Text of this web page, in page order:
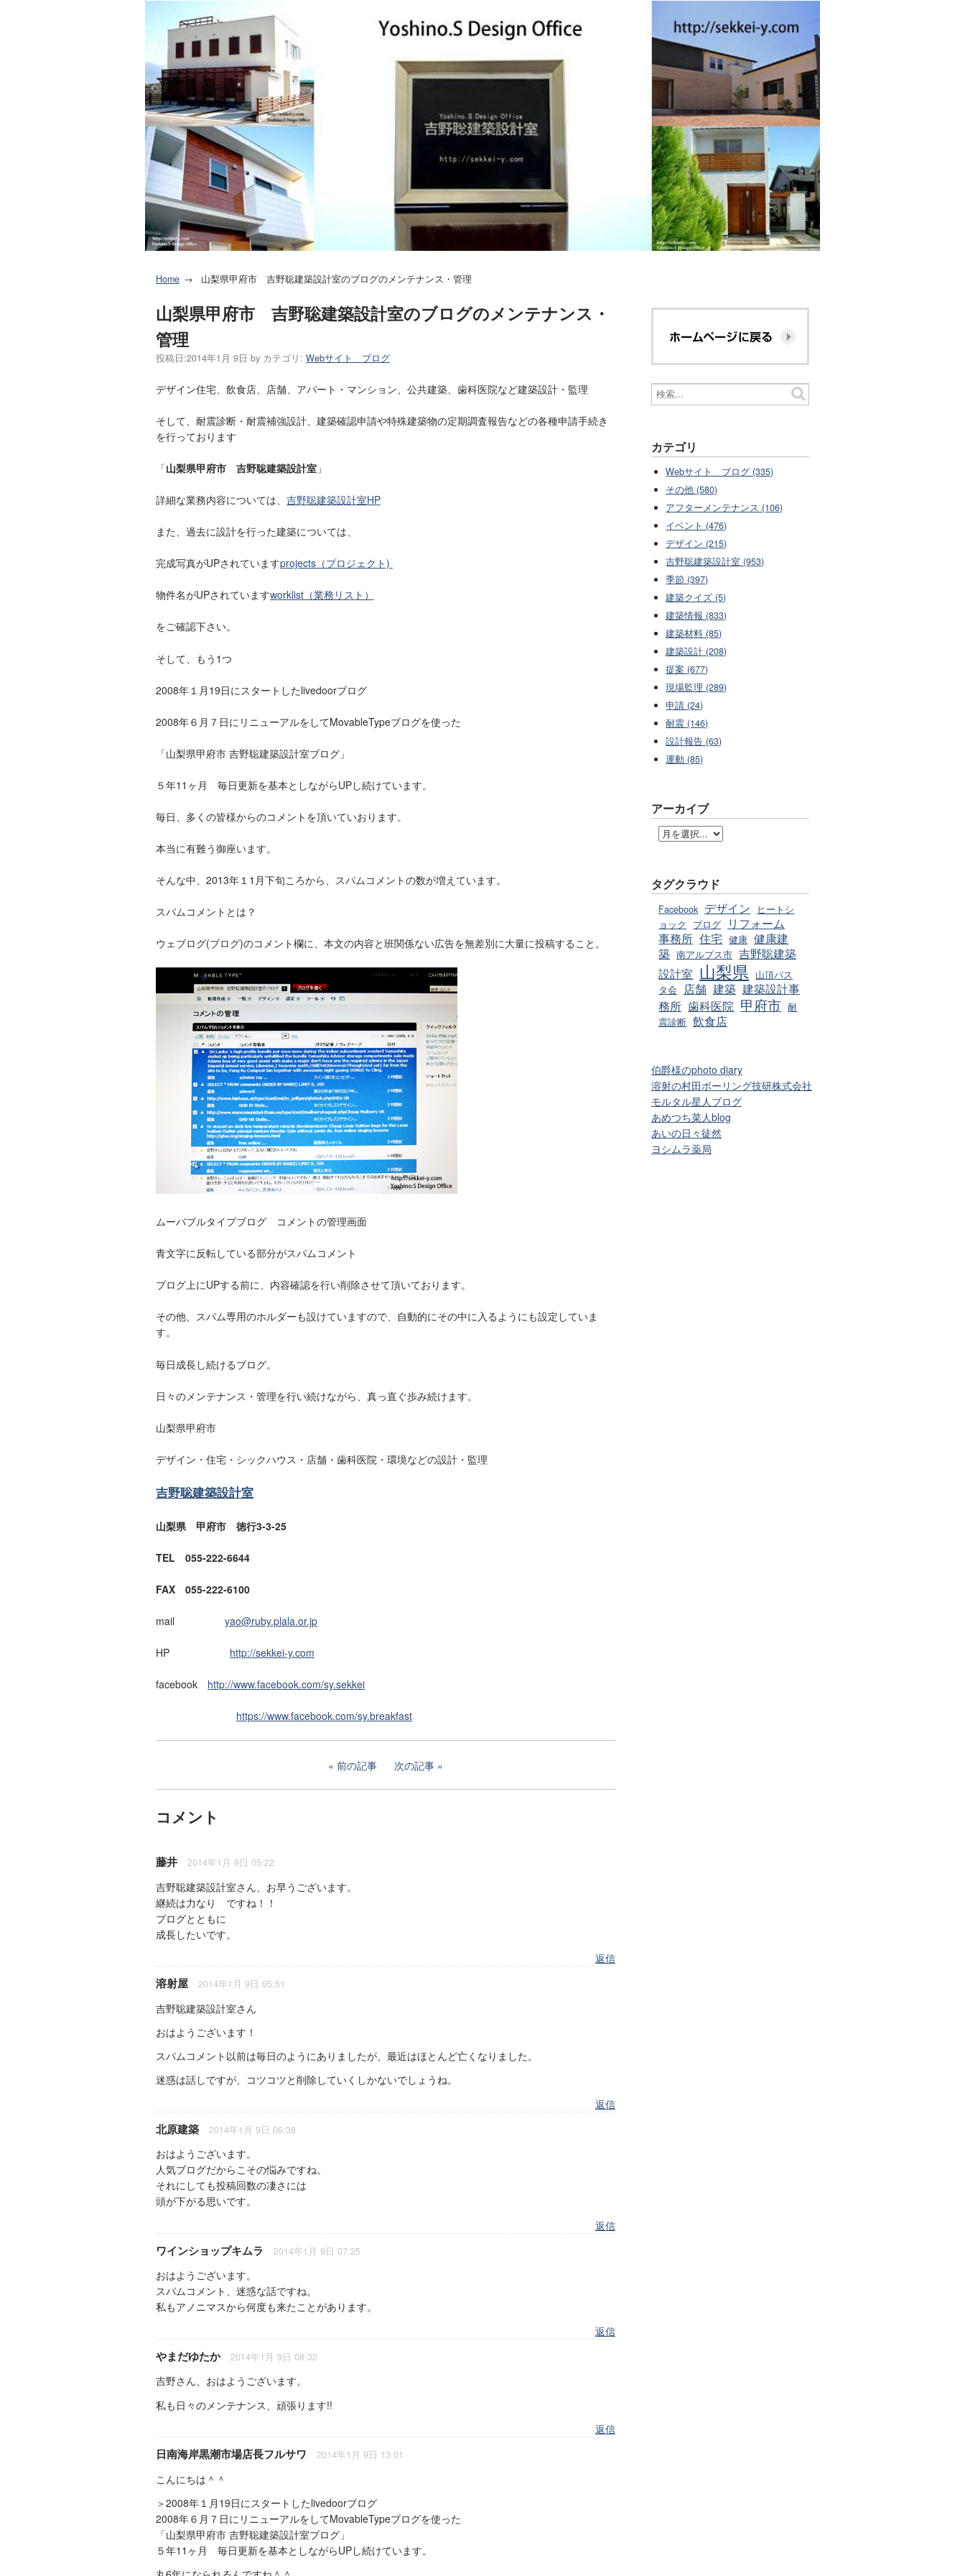
Home 山梨県甲府市 吉野聡建築設計室のブログのメンテナンス・管理
山梨県甲府市 吉野聡建築設計室のブログのメンテナンス・
管理
投稿日:2014年1月 9日 by カテゴリ: Webサイト ブログ
デザイン住宅、飲食店、店舗、アパート・マンション、公共建築、歯科医院など建築設計・監理
そして、耐震診断・耐震補強設計、建築確認申請や特殊建築物の定期調査報告などの各種申請手続き
を行っております
「山梨県甲府市 吉野聡建築設計室 」
詳細な業務内容については、 吉野聡建築設計室HP
また、過去に設計を行った建築については、
完成写真がUPされていますprojects（プロジェクト)
物件名がUPされていますworklist（業務リスト）
をご確認下さい。
そして、もう1つ
2008年１月19日にスタートしたlivedoorブログ
2008年６月７日にリニューアルをしてMovableTypeブログを使った
「山梨県甲府市 吉野聡建築設計室ブログ」
５年11ヶ月 毎日更新を基本としながらUPし続けています。
毎日、多くの皆様からのコメントを頂いていおります。
本当に有難う御座います。
そんな中、2013年１1月下旬ころから、スパムコメントの数が増えています。
スパムコメントとは？
ウェブログ(ブログ)のコメント欄に、本文の内容と班関係ない広告を無差別に大量に投稿すること。
ムーバブルタイプブログ コメントの管理画面
青文字に反転している部分がスパムコメント
ブログ上にUPする前に、内容確認を行い削除させて頂いております。
その他、スパム専用のホルダーも設けていますので、自動的にその中に入るようにも設定していま
す。
毎日成長し続けるブログ。
日々のメンテナンス・管理を行い続けながら、真っ直ぐ歩み続けます。
山梨県甲府市
デザイン・住宅・シックハウス・店舗・歯科医院・環境などの設計・監理
吉野聡建築設計室
山梨県 甲府市 徳行3-3-25
TEL 055-222-6644
FAX 055-222-6100
mail yao@ruby.plala.or.jp
HP http://sekkei-y.com
facebook http://www.facebook.com/sy.sekkei
https://www.facebook.com/sy.breakfast
前の記事 次の記事
コメント
藤井 2014年1月 9日 05:22
吉野聡建築設計室さん、お早うございます。
継続は力なり ですね！！
ブログとともに
成長したいです。
返信
溶射屋 2014年1月 9日 05:51
吉野聡建築設計室さん
おはようございます！
スパムコメント以前は毎日のようにありましたが、最近はほとんど亡くなりました。
迷惑は話しですが、コツコツと削除していくしかないでしょうね。
返信
北原建築 2014年1月 9日 06:38
おはようございます。
人気ブログだからこその悩みですね。
それにしても投稿回数の凄さには
頭が下がる思いです。
返信
ワインショップキムラ 2014年1月 9日 07:25
おはようございます。
スパムコメント、迷惑な話ですね。
私もアノニマスから何度も来たことがあります。
返信
やまだゆたか 2014年1月 9日 08:32
吉野さん、おはようございます。
私も日々のメンテナンス、頑張ります!!
返信
日南海岸黒潮市場店長フルサワ 2014年1月 9日 13:01
こんにちは＾＾
＞2008年１月19日にスタートしたlivedoorブログ
2008年６月７日にリニューアルをしてMovableTypeブログを使った
「山梨県甲府市 吉野聡建築設計室ブログ」
５年11ヶ月 毎日更新を基本としながらUPし続けています。
カテゴリ
Webサイト ブログ (335)
その他 (580)
アフターメンテナンス (106)
イベント (476)
デザイン (215)
吉野聡建築設計室 (953)
季節 (397)
建築クイズ (5)
建築情報 (833)
建築材料 (85)
建築設計 (208)
提案 (677)
現場監理 (289)
申請 (24)
耐震 (146)
設計報告 (63)
運動 (85)
アーカイブ
タグクラウド
Facebook デザイン
ヒートシ
ョック
ブログ
リフォーム
事務所 住宅 健康 健康建
築 南アルプス市 吉野聡建築
設計室 山梨県
山頂パス
タ会
店舗 建築 建築設計事
務所 歯科医院 甲府市 耐
震診断 飲食店
伯爵様のphoto diary
溶射の村田ボーリング技研株式会社
モルタル星人ブログ
あめつち菜人blog
あいの日々徒然
ヨシムラ薬局